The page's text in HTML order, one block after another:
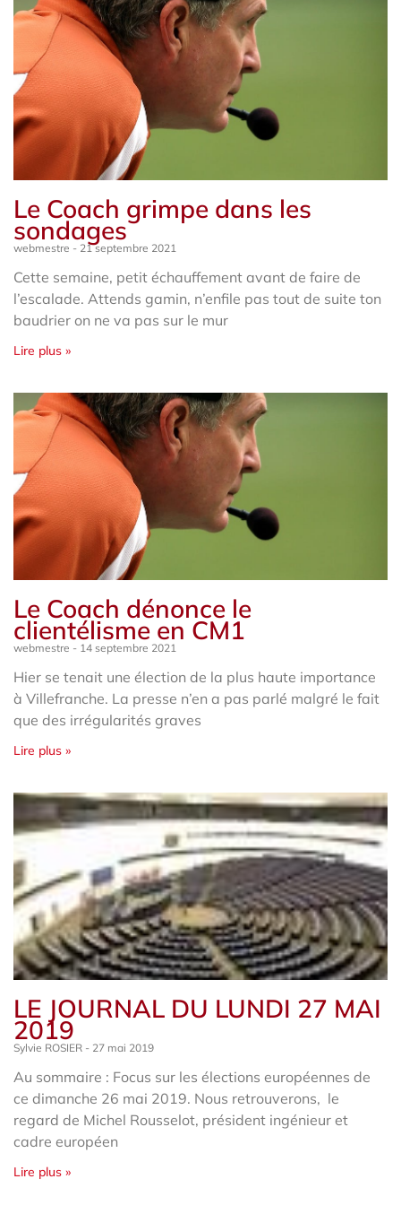
Le Coach grimpe dans les
sondages
webmestre 21 septembre 2021
Cette semaine, petit échauffement avant de faire de
l’escalade. Attends gamin, n’enfile pas tout de suite ton
baudrier on ne va pas sur le mur
Lire plus »
Le Coach dénonce le
clientélisme en CM1
webmestre 14 septembre 2021
Hier se tenait une élection de la plus haute importance
à Villefranche. La presse n’en a pas parlé malgré le fait
que des irrégularités graves
Lire plus »
LE JOURNAL DU LUNDI 27 MAI
2019
Sylvie ROSIER 27 mai 2019
Au sommaire : Focus sur les élections européennes de
ce dimanche 26 mai 2019. Nous retrouverons, le
regard de Michel Rousselot, président ingénieur et
cadre européen
Lire plus »